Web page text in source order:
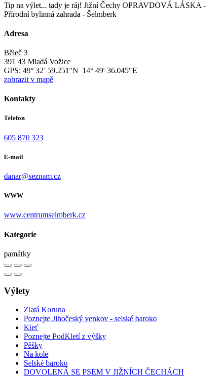
Tip na výlet... tady je ráj! Jižní Čechy OPRAVDOVÁ LÁSKA -
Přírodní bylinná zahrada - Šelmberk
Adresa
Běleč 3
391 43 Mladá Vožice
GPS: 49° 32′ 59.251″N 14° 49′ 36.045″E
zobrazit v mapě
Kontakty
Telefon
605 870 323
E-mail
danar@seznam.cz
WWW
www.centrumselmberk.cz
Kategorie
památky
Výlety
Zlatá Koruna
Poznejte Jihočeský venkov - selské baroko
Kleť
Poznejte PodKletí z výšky
Pěšky
Na kole
Selské baroko
DOVOLENÁ SE PSEM V JIŽNÍCH ČECHÁCH